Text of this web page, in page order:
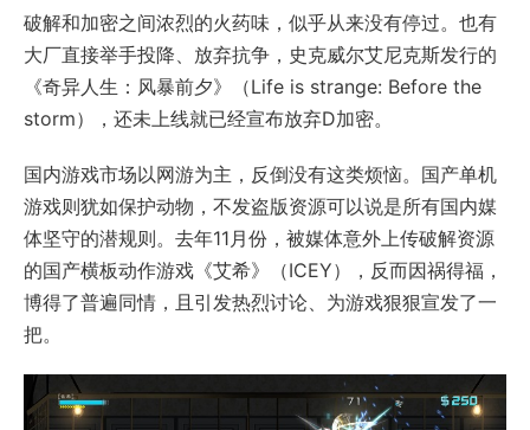
破解和加密之间浓烈的火药味，似乎从来没有停过。也有
大厂直接举手投降、放弃抗争，史克威尔艾尼克斯发行的
《奇异人生：风暴前夕》（Life is strange: Before the
storm），还未上线就已经宣布放弃D加密。
国内游戏市场以网游为主，反倒没有这类烦恼。国产单机
游戏则犹如保护动物，不发盗版资源可以说是所有国内媒
体坚守的潜规则。去年11月份，被媒体意外上传破解资源
的国产横板动作游戏《艾希》（ICEY），反而因祸得福，
博得了普遍同情，且引发热烈讨论、为游戏狠狠宣发了一
把。